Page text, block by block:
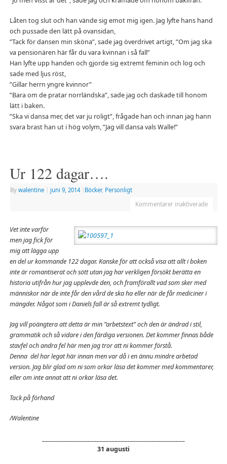
Låten tog slut och han vände sig emot mig igen. Jag lyfte hans hand
och pussade den lätt på ovansidan,
”Tack för dansen min sköna”, sade jag överdrivet artigt, ”Om jag ska
va pensionären här får du vara kvinnan i så fall”
Han lyfte upp handen och gjorde sig extremt feminin och log och
sade med ljus röst,
”Gillar herrn yngre kvinnor”
”Bara om de pratar norrländska”, sade jag och daskade till honom
lätt i baken.
”Ska vi dansa mer, det var ju roligt”, frågade han och innan jag hann
svara brast han ut i hög volym, ”Jag vill dansa vals Walle!”
Ur 122 dagar….
By walentine juni 9, 2014 Böcker, Personligt
Kommentarer inaktiverade
Vet inte varför
men jag fick för
mig att lägga upp
en del ur kommande 122 dagar. Kanske för att också visa att allt i boken
inte är romantiserat och sött utan jag har verkligen försökt berätta en
historia utifrån hur jag upplevde den, och framförallt vad som sker med
människor när de inte får den vård de ska ha eller när de får mediciner i
mängder. Något som i Daniels fall är så extremt tydligt.
Jag vill poängtera att detta är min ”arbetstext” och den är ändrad i stil,
grammatik och så vidare i den färdiga versionen. Det kommer finnas både
stavfel och andra fel här men jag tror att ni kommer förstå.
Denna del har legat här innan men var då i en ännu mindre arbetad
version. Jag blir glad om ni som orkar läsa det kommer med kommentarer,
eller om inte annat att ni orkar läsa det.
Tack på förhand
/Walentine
31 augusti